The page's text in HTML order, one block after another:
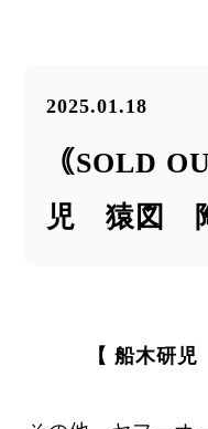
2025.01.18
｟SOLD
児 猿図
【 船木研